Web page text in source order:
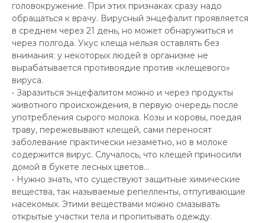
головокружение. При этих признаках сразу надо
обращаться к врачу. Вирусный энцефалит проявляется
в среднем через 21 день, но может обнаружиться и
через полгода. Укус клеща нельзя оставлять без
внимания: у некоторых людей в организме не
вырабатывается противоядие против «клещевого»
вируса.
• Заразиться энцефалитом можно и через продукты
животного происхождения, в первую очередь после
употребления сырого молока. Козы и коровы, поедая
траву, пережевывают клещей, сами переносят
заболевание практически незаметно, но в молоке
содержится вирус. Случалось, что клещей приносили
домой в букете лесных цветов…
• Нужно знать, что существуют защитные химические
вещества, так называемые репелленты, отпугивающие
насекомых. Этими веществами можно смазывать
открытые участки тела и пропитывать одежду.